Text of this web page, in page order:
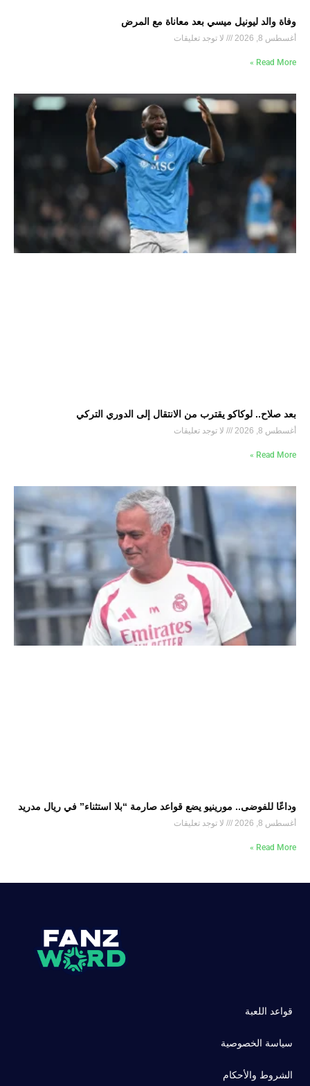
وفاة والد ليونيل ميسي بعد معاناة مع المرض
أغسطس 8, 2026 لا توجد تعليقات
Read More »
بعد صلاح.. لوكاكو يقترب من الانتقال إلى الدوري التركي
أغسطس 8, 2026 لا توجد تعليقات
Read More »
وداعًا للفوضى.. مورينيو يضع قواعد صارمة “بلا استثناء” في ريال مدريد
أغسطس 8, 2026 لا توجد تعليقات
Read More »
قواعد اللعبة
سياسة الخصوصية
الشروط والأحكام